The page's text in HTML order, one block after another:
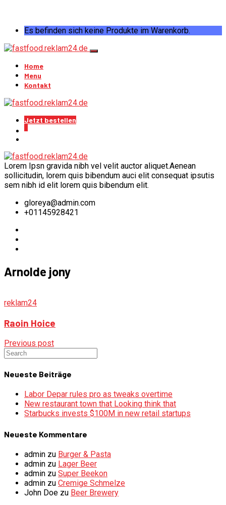
Es befinden sich keine Produkte im Warenkorb.
Home
Menu
Kontakt
Jetzt bestellen
Lorem Ipsn gravida nibh vel velit auctor aliquet.Aenean
sollicitudin, lorem quis bibendum auci elit consequat ipsutis
sem nibh id elit lorem quis bibendum elit.
gloreya@admin.com
+01145928421
Arnolde jony
reklam24
Raoin Hoice
Previous post
Neueste Beiträge
Labor Depar rules pro as tweaks overtime
New restaurant town that Looking think that
Starbucks invests $100M in new retail startups
Neueste Kommentare
admin zu Burger & Pasta
admin zu Lager Beer
admin zu Super Beekon
admin zu Cremige Schmelze
John Doe zu Beer Brewery